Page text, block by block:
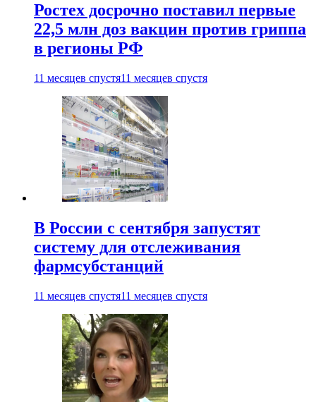
Ростех досрочно поставил первые
22,5 млн доз вакцин против гриппа
в регионы РФ
11 месяцев спустя11 месяцев спустя
В России с сентября запустят
систему для отслеживания
фармсубстанций
11 месяцев спустя11 месяцев спустя